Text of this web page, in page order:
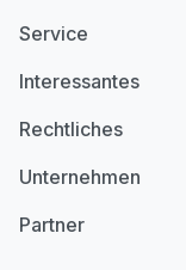
Service
Interessantes
Rechtliches
Unternehmen
Partner